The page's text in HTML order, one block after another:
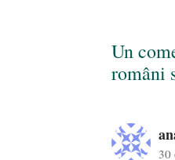
Un
români
30